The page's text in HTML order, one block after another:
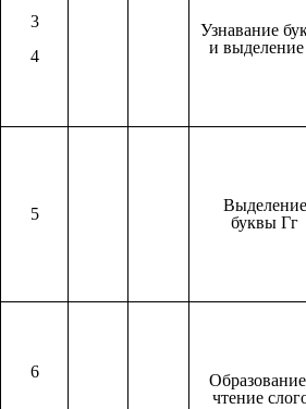
3
4
Узнавание
и
5
Выделение
буквы Гг
6
чтение